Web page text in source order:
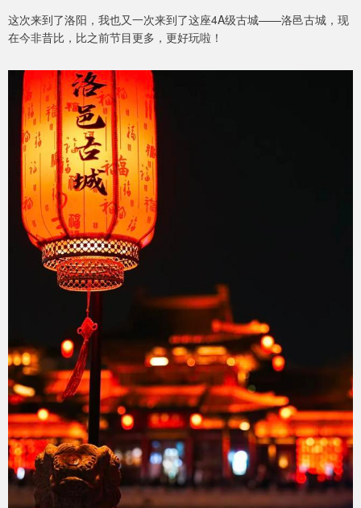
这次来到了洛阳，我也又一次来到了这座4A级古城——洛邑古城，现
在今非昔比，比之前节目更多，更好玩啦！